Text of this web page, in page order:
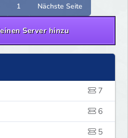
1 Nächste Seite
Server hinzu
7
6
5